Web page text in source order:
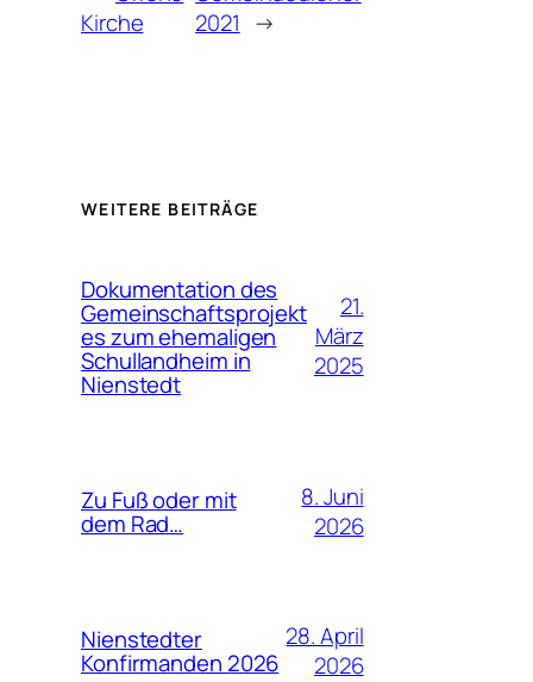
Kirche
2021 →
WEITERE BEITRÄGE
Dokumentation des
Gemeinschaftsprojekt
es zum ehemaligen
Schullandheim in
Nienstedt
21.
März
2025
Zu Fuß oder mit
dem Rad…
8. Juni
2026
Nienstedter
Konfirmanden 2026
28. April
2026